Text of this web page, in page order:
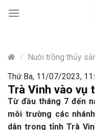
content
/ Nuôi trồng thủy
Thứ Ba, 11/07/2023,
Trà Vinh vào vụ
Từ đầu tháng 7 đến
môi trường các
dân trong tỉnh Trà